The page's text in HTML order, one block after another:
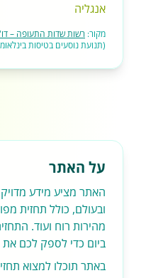
אנגליה
מקור: רשות שדות התעופה – דו"ח שנתי 2025, נמל
(תנועת נוסעים בטיסות
על האתר
האתר מציע מידע
ובעולם, כולל תחזית
מהירות רוח ועוד.
ביום כדי לספק לכם את